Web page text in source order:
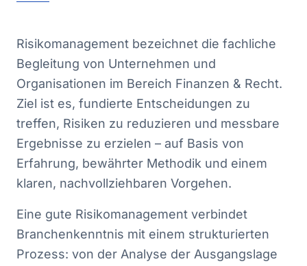
Risikomanagement bezeichnet die fachliche
Begleitung von Unternehmen und
Organisationen im Bereich Finanzen & Recht.
Ziel ist es, fundierte Entscheidungen zu
treffen, Risiken zu reduzieren und messbare
Ergebnisse zu erzielen – auf Basis von
Erfahrung, bewährter Methodik und einem
klaren, nachvollziehbaren Vorgehen.
Eine gute Risikomanagement verbindet
Branchenkenntnis mit einem strukturierten
Prozess: von der Analyse der Ausgangslage